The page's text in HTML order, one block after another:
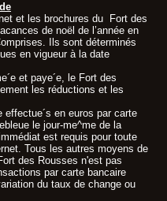
et les brochures du Fort des
de noël de l’année en
Ils sont déterminés
en vigueur à la date
et paye´e, le Fort des
les réductions et les
en euros par carte
le jour-me^me de la
est requis pour toute
Tous les autres moyens de
des Rousses n'est pas
par carte bancaire
du taux de change ou